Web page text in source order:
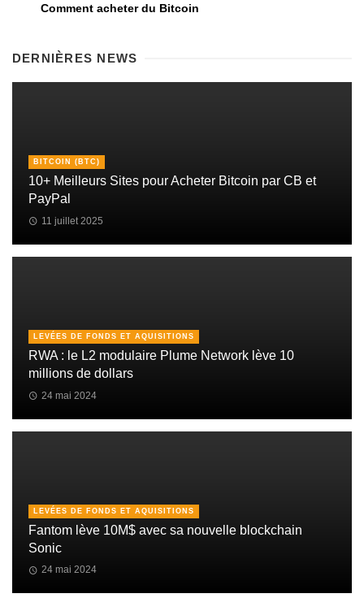
Comment acheter du Bitcoin
DERNIÈRES NEWS
BITCOIN (BTC)
10+ Meilleurs Sites pour Acheter Bitcoin par CB et
PayPal
11 juillet 2025
LEVÉES DE FONDS ET AQUISITIONS
RWA : le L2 modulaire Plume Network lève 10
millions de dollars
24 mai 2024
LEVÉES DE FONDS ET AQUISITIONS
Fantom lève 10M$ avec sa nouvelle blockchain
Sonic
24 mai 2024